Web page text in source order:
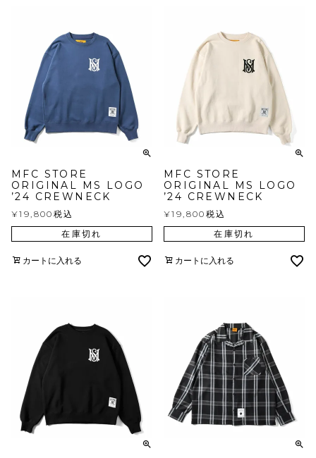
MFC STORE
ORIGINAL MS LOGO
’24 CREWNECK
¥19,800 税込
在庫切れ
カートに入れる
MFC STORE
ORIGINAL MS LOGO
’24 CREWNECK
¥19,800 税込
在庫切れ
カートに入れる